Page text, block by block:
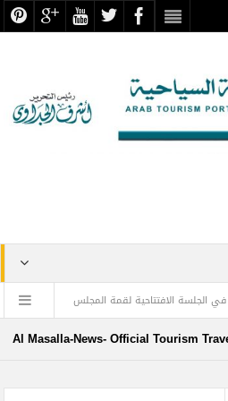
الجلسة الافتتاحية لقمة المجلس
Al Masalla-News- Official Tourism